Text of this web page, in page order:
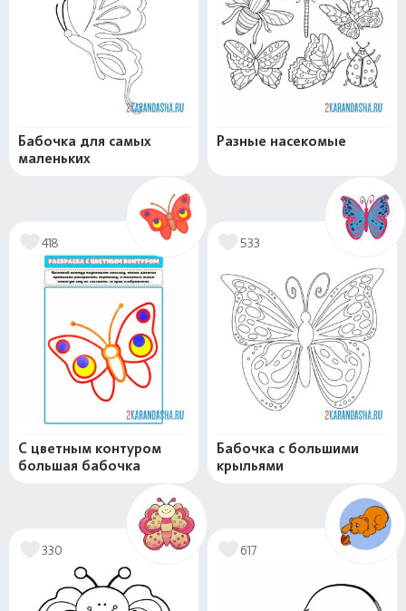
Бабочка для самых
маленьких
Разные насекомые
418
С цветным контуром
большая бабочка
533
Бабочка с большими
крыльями
330 617